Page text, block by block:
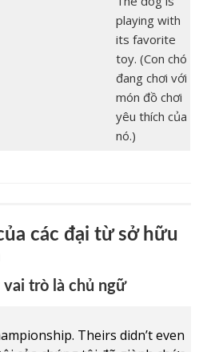
playing with
its favorite
toy. (Con chó
đang chơi với
món đồ chơi
yêu thích của
nó.)
các đại từ sở hữu
trò là chủ ngữ
Theirs didn’t even